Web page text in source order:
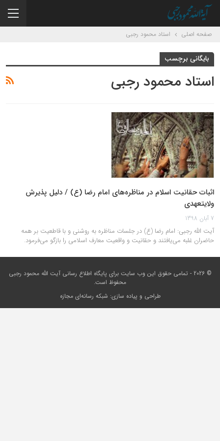
صفحه اصلی استاد محمود رجبی
بایگانی برچسب
استاد محمود رجبی
اثبات حقانیت اسلام در مناظره‌های امام رضا (ع) / دلیل پذیرش
ولایتعهدی
7 آبان 1398
آیت الله رجبی: امام رضا (ع) در جلسات مناظره به روشنی و با قاطعیت بر همه
حاضران غلبه می‌‏‌یافتند و حقانیت و واقعیت معارف اسلامی را بازگو می‏‌فرمود.
© 2026 - تمامی حقوق این وب سایت برای
پایگاه اطلاع رسانی آیت الله محمود رجبی
محفوظ است.
طراحی و پیاده سازی: شبکه رسانه‌ای مجازه